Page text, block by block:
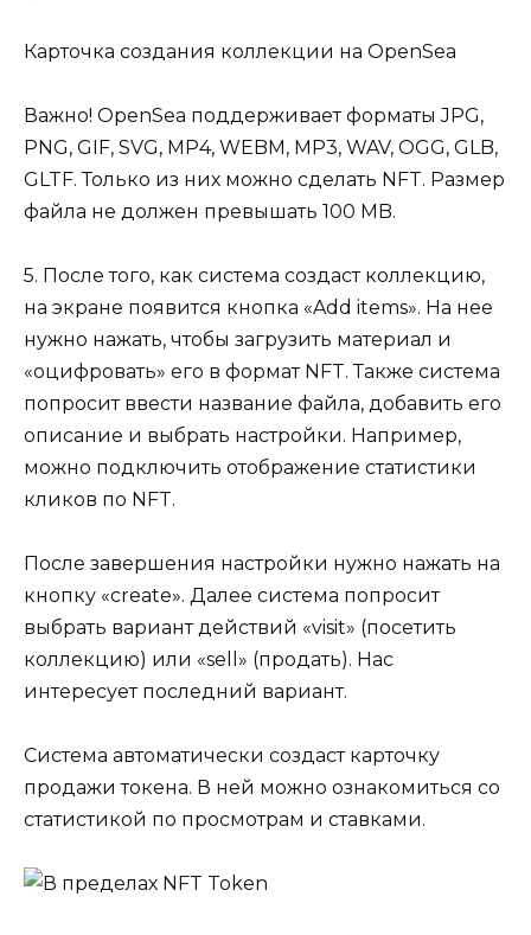
Карточка создания коллекции на OpenSea
Важно! OpenSea поддерживает форматы JPG,
PNG, GIF, SVG, MP4, WEBM, MP3, WAV, OGG, GLB,
GLTF. Только из них можно сделать NFT. Размер
файла не должен превышать 100 MB.
5. После того, как система создаст коллекцию,
на экране появится кнопка «Add items». На нее
нужно нажать, чтобы загрузить материал и
«оцифровать» его в формат NFT. Также система
попросит ввести название файла, добавить его
описание и выбрать настройки. Например,
можно подключить отображение статистики
кликов по NFT.
После завершения настройки нужно нажать на
кнопку «create». Далее система попросит
выбрать вариант действий «visit» (посетить
коллекцию) или «sell» (продать). Нас
интересует последний вариант.
Система автоматически создаст карточку
продажи токена. В ней можно ознакомиться со
статистикой по просмотрам и ставками.